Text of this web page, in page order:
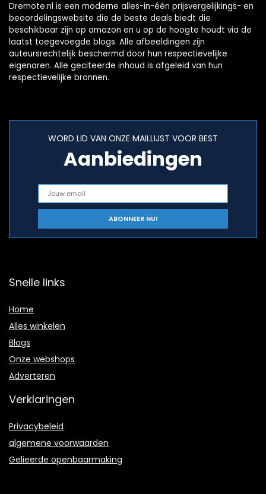
Dremote.nl is een moderne alles-in-één prijsvergelijkings- en
beoordelingswebsite die de beste deals biedt die
beschikbaar zijn op amazon en u op de hoogte houdt via de
laatst toegevoegde blogs. Alle afbeeldingen zijn
auteursrechtelijk beschermd door hun respectievelijke
eigenaren. Alle geciteerde inhoud is afgeleid van hun
respectievelijke bronnen.
WORD LID VAN ONZE MAILLIJST VOOR BEST
Aanbiedingen
Snelle links
Home
Alles winkelen
Blogs
Onze webshops
Adverteren
Verklaringen
Privacybeleid
algemene voorwaarden
Gelieerde openbaarmaking